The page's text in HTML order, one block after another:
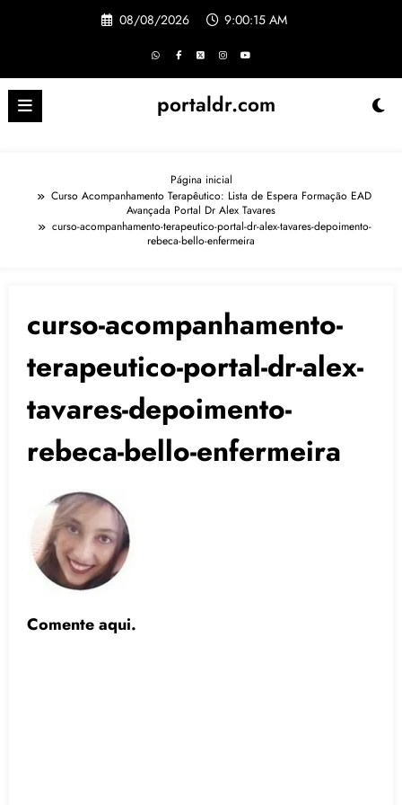
08/08/2026 9:00:15 AM
portaldr.com
Página inicial
Curso Acompanhamento Terapêutico: Lista de Espera Formação EAD
Avançada Portal Dr Alex Tavares
curso-acompanhamento-terapeutico-portal-dr-alex-tavares-depoimento-
rebeca-bello-enfermeira
curso-acompanhamento-
terapeutico-portal-dr-alex-
tavares-depoimento-
rebeca-bello-enfermeira
Comente aqui.